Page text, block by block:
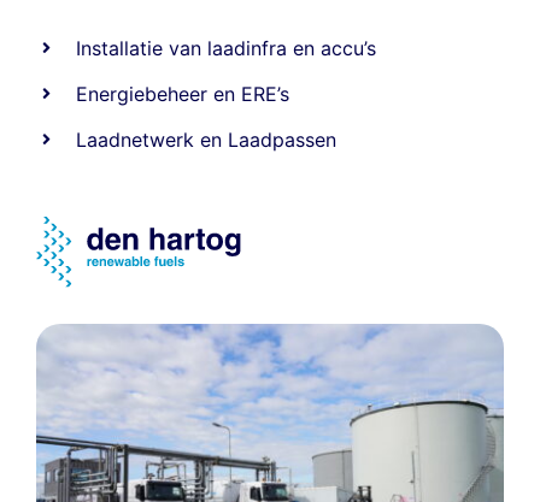
Installatie van laadinfra en accu’s
Energiebeheer en ERE’s
Laadnetwerk en Laadpassen